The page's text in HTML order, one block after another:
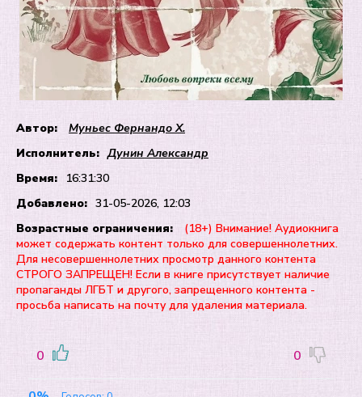
Автор:
Муньес Фернандо Х.
Исполнитель: Дунин Александр
Время:
16:31:30
Добавлено: 31-05-2026, 12:03
Возрастные ограничения:
(18+) Внимание! Аудиокнига
может содержать контент только для совершеннолетних.
Для несовершеннолетних просмотр данного контента
СТРОГО ЗАПРЕЩЕН! Если в книге присутствует наличие
пропаганды ЛГБТ и другого, запрещенного контента -
просьба написать на почту для удаления материала.
0 0